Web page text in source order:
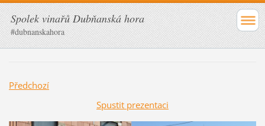
Spolek vinařů Dubňanská hora
#dubnanskahora
Předchozí
Spustit prezentaci